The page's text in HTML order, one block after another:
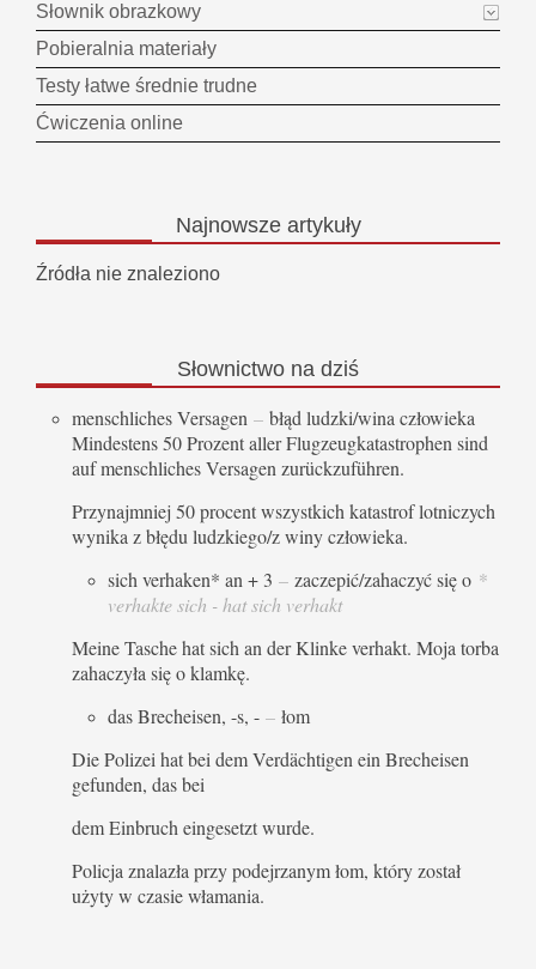
Słownik obrazkowy
Pobieralnia materiały
Testy łatwe średnie trudne
Ćwiczenia online
Najnowszeartykuły
Źródła nie znaleziono
Słownictwo na dziś
menschliches Versagen – błąd ludzki/wina człowieka
Mindestens 50 Prozent aller Flugzeugkatastrophen sind
auf menschliches Versagen zurückzuführen.
Przynajmniej 50 procent wszystkich katastrof lotniczych
wynika z błędu ludzkiego/z winy człowieka.
sich verhaken* an + 3 – zaczepić/zahaczyć się o *
verhakte sich - hat sich verhakt
Meine Tasche hat sich an der Klinke verhakt. Moja torba
zahaczyła się o klamkę.
das Brecheisen, -s, - – łom
Die Polizei hat bei dem Verdächtigen ein Brecheisen
gefunden, das bei
dem Einbruch eingesetzt wurde.
Policja znalazła przy podejrzanym łom, który został
użyty w czasie włamania.